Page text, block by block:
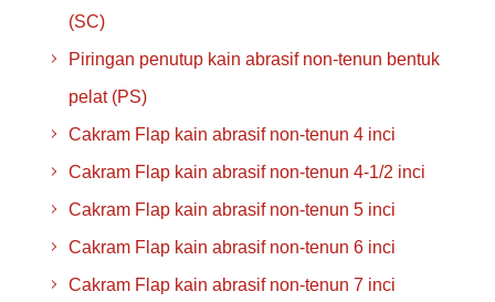
(SC)
Piringan penutup kain abrasif non-tenun bentuk
pelat (PS)
Cakram Flap kain abrasif non-tenun 4 inci
Cakram Flap kain abrasif non-tenun 4-1/2 inci
Cakram Flap kain abrasif non-tenun 5 inci
Cakram Flap kain abrasif non-tenun 6 inci
Cakram Flap kain abrasif non-tenun 7 inci